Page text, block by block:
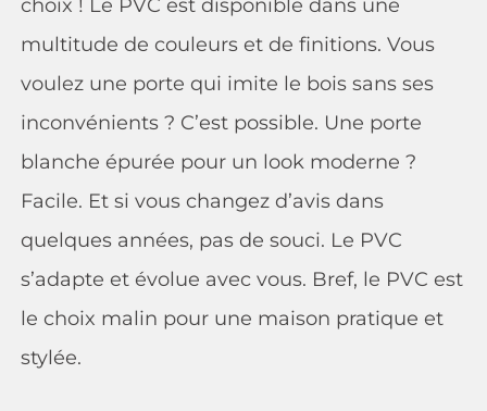
choix ! Le PVC est disponible dans une
multitude de couleurs et de finitions. Vous
voulez une porte qui imite le bois sans ses
inconvénients ? C’est possible. Une porte
blanche épurée pour un look moderne ?
Facile. Et si vous changez d’avis dans
quelques années, pas de souci. Le PVC
s’adapte et évolue avec vous. Bref, le PVC est
le choix malin pour une maison pratique et
stylée.